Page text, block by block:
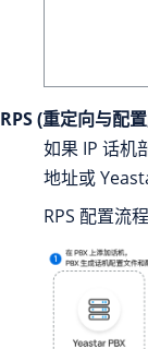
RPS (重定向与配
如果 IP 话机
地址或
RPS 配置流